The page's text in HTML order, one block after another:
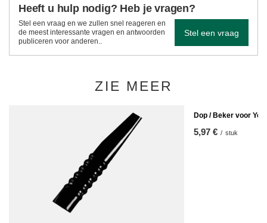
Heeft u hulp nodig? Heb je vragen?
Stel een vraag en we zullen snel reageren en
de meest interessante vragen en antwoorden
publiceren voor anderen..
Stel een vraag
ZIE MEER
Dop / Beker voor
5,97 € / stuk